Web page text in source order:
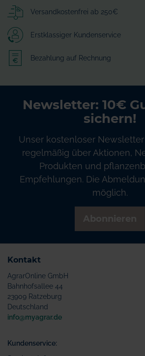
Versandkostenfrei ab 250€
Erstklassiger Kundenservice
Bezahlung auf Rechnung
Newsletter: 10€
sichern!
Unser kostenloser
regelmäßig über Aktionen,
Produkten und
Empfehlungen. Die
möglich.
Kontakt
AgrarOnline GmbH
Bahnhofsallee 44
23909 Ratzeburg
Deutschland
info@myagrar.de
Kundenservice: